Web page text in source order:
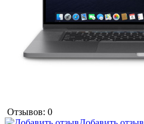
Отзывов: 0